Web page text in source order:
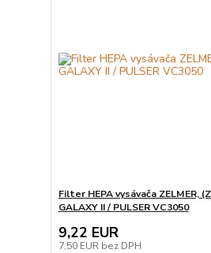
Filter HEPA vysávača ZELMER,
GALAXY II / PULSER VC3050
9,22 EUR
7,50 EUR bez DPH